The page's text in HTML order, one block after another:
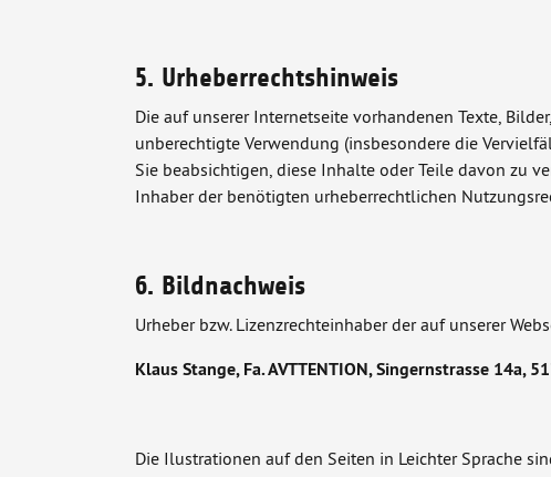
5. Urheberrechtshinweis
Die auf unserer Internetseite vorhandenen Texte,
unberechtigte Verwendung (insbesondere die
Sie beabsichtigen, diese Inhalte oder Teile davon zu
Inhaber der benötigten urheberrechtlichen
6. Bildnachweis
Urheber bzw. Lizenzrechteinhaber der auf unserer
Klaus Stange, Fa. AVTTENTION,Singernstrasse 14a,
Die Ilustrationen auf den Seiten in Leichter Sprache